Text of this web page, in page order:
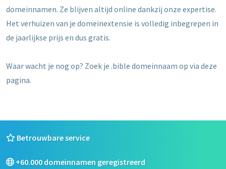
domeinnamen. Ze blijven altijd online dankzij onze expertise.
Het verhuizen van je domeinextensie is volledig inbegrepen in
de jaarlijkse prijs en dus gratis.
Waar wacht je nog op? Zoek je .bible domeinnaam op via deze
pagina.
Betrouwbare service
+60.000 domeinnamen geregistreerd